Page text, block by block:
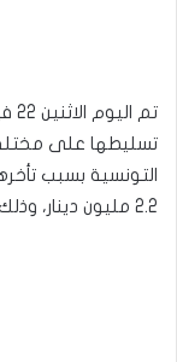
تسليطها على
التونسية بسبب
2.2 مليون دينار، وذلك وفق ما نقلته مصادر عليمة في هذا الشأن.